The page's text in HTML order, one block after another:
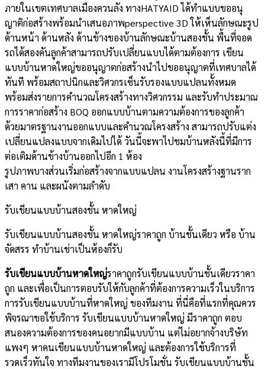
ภายในเขตเทศบาลเมืองควนลัง ทางHATYAID ได้ทำแบบขออนุ
ญาติก่อสร้างพร้อมนำเสนอภาพperspective 3D ให้เห็นลักษณะรูป
ด้านหน้า ด้านหลัง ด้านข้างของบ้านลักษณะบ้านสองชั้น พื้นที่จอด
รถได้สองคันลูกค้าสามารถปรับเปลี่ยนแบบได้ตามต้องการ เขียน
แบบบ้านหาดใหญ่ขออนุญาตก่อสร้างนำไปขออนุญาตที่เทศบาลได้
ทันที พร้อมสถาปนิกและวิศวกรเซ็นรับรองแบบแปลนทั้งหมด
พร้อมส่งรายการคำนวณโครงสร้างทางวิศวกรรม และรับทำประมาณ
การราคาก่อสร้าง BOQ ออกแบบบ้านตามความต้องการของลูกค้า
ด้วยมาตรฐานงานออกแบบและคำนวณโครงสร้าง สามารถปรับแต่ง
เปลี่ยนแปลงแบบจากเดิมไปได้ วันนี้จะพาไปชมบ้านหลังนี้ที่มีการ
ต่อเติมด้านข้างบ้านออกไปอีก 1 ห้อง
รูปภาพบางส่วนเริ่มก่อสร้างจากแบบแปลน งานโครงสร้างฐานราก
เสา คาน และผนังตามลำดับ
รับเขียนแบบบ้านสองชั้น หาดใหญ่
รับเขียนแบบบ้านสองชั้น หาดใหญ่ราคาถูก บ้านชั้นเดียว หรือ บ้าน
จัดสรร ทำบ้านเช่าเป็นห้องก็รับ
รับเขียนแบบบ้านหาดใหญ่ราคาถูกรับเขียนแบบบ้านชั้นเดียวราคา
ถูก และเพื่อเป็นการตอบรับให้กับลูกค้าที่ต้องการความเร็วในบริการ
การรับเขียนแบบบ้านที่หาดใหญ่ ของทีมงาน ที่นี่คือที่แรกที่คุณควร
พิจรณาขอใช้บริการ รับเขียนแบบบ้านหาดใหญ่ มีราคาถูก ตอบ
สนองความต้องการของคนอยากมีแบบบ้าน แต่ไม่อยากจ้างบริษัท
แพงๆ หาคนเขียนแบบบ้านหาดใหญ่ และต้องการใช้บริการที่
รวดเร็วทันใจ ทางทีมงานของเรามีโปรโมชั่น รับเขียนแบบบ้านชั้น